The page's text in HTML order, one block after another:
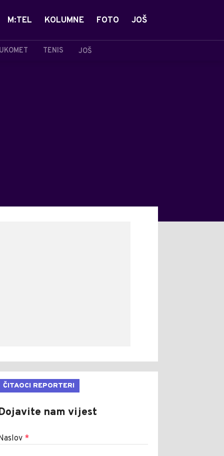
TENIS JOŠ
M:TEL KOLUMNE FOTO JOŠ
ČITAOCI REPORTERI
nam vijest
*